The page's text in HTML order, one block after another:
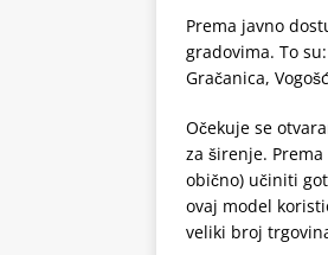
Prema javno
gradovima. To
Gračanica,
Očekuje se
za širenje.
obično) učiniti
ovaj model
veliki broj